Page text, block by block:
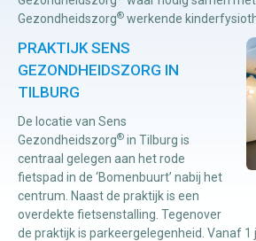
Gezondheidszorg® werkende
PRAKTIJK SENS
GEZONDHEIDSZORG IN
TILBURG
De locatie van Sens
Gezondheidszorg® in Tilburg is
centraal gelegen aan het rode
fietspad in de ‘Bomenbuurt’ nabij het
centrum. Naast de praktijk is een
overdekte fietsenstalling. Tegenover
de praktijk is parkeergelegenheid. Vanaf 1